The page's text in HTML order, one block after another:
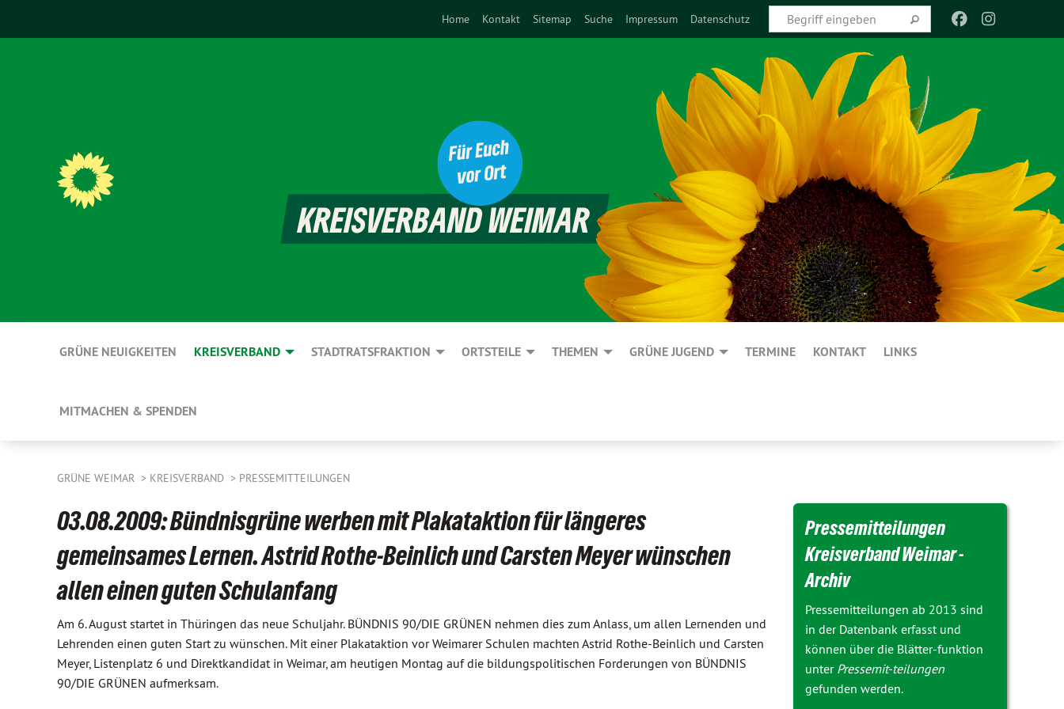
Home Kontakt Sitemap Suche Impressum Datenschutz
GRÜNE NEUIGKEITEN KREISVERBAND STADTRATSFRAKTION ORTSTEILE THEMEN GRÜNE JUGEND TERMINE KONTAKT LINKS
MITMACHEN & SPENDEN
GRÜNE WEIMAR KREISVERBAND PRESSEMITTEILUNGEN
03.08.2009: Bündnisgrüne werben mit Plakataktion für längeres
gemeinsames Lernen. Astrid Rothe-Beinlich und Carsten Meyer wünschen
allen einen guten Schulanfang
Am 6. August startet in Thüringen das neue Schuljahr. BÜNDNIS 90/DIE GRÜNEN nehmen dies zum Anlass, um allen Lernenden und
Lehrenden einen guten Start zu wünschen. Mit einer Plakataktion vor Weimarer Schulen machten Astrid Rothe-Beinlich und Carsten
Meyer, Listenplatz 6 und Direktkandidat in Weimar, am heutigen Montag auf die bildungspolitischen Forderungen von BÜNDNIS
90/DIE GRÜNEN aufmerksam.
Pressemitteilungen
Kreisverband Weimar -
Archiv
Pressemitteilungen ab 2013 sind
in der Datenbank erfasst und
können über die Blätter-funktion
unter Pressemit-teilungen
gefunden werden.